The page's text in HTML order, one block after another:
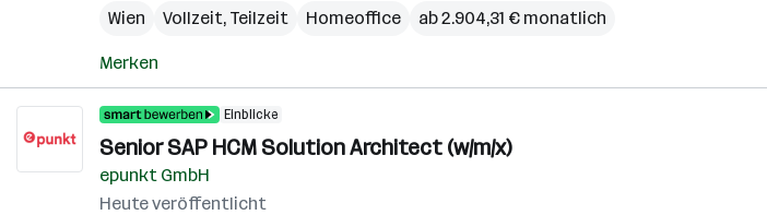
Wien
Vollzeit, Teilzeit Homeoffice ab 2.904,31 € monatlich
Merken
Einblicke
Senior SAP HCM Solution Architect (w/m/x)
epunkt GmbH
Heute veröffentlicht